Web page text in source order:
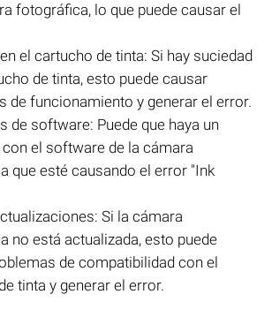
fotográfica, lo que puede causar el
el cartucho de tinta: Si hay suciedad
de tinta, esto puede causar
de funcionamiento y generar el error.
de software: Puede que haya un
el software de la cámara
que esté causando el error "Ink
Si la cámara
no está actualizada, esto puede
de compatibilidad con el
tinta y generar el error.